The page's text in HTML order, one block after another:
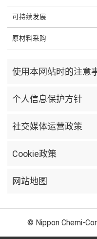
可持续发展
原材料采购
使用本网站时的注意
个人信息保护方针
社交媒体运营政策
Cookie政策
网站地图
© Nippon Chemi-